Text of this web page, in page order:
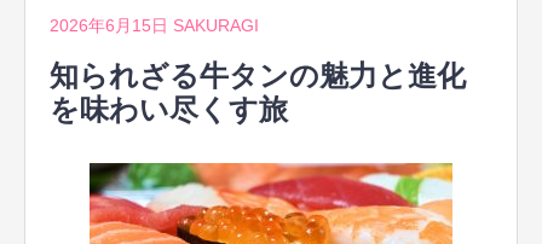
2026年6月15日 SAKURAGI
知られざる牛タンの魅力と進化
を味わい尽くす旅